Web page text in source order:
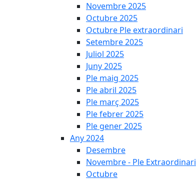
Novembre 2025
Octubre 2025
Octubre Ple extraordinari
Setembre 2025
Juliol 2025
Juny 2025
Ple maig 2025
Ple abril 2025
Ple març 2025
Ple febrer 2025
Ple gener 2025
Any 2024
Desembre
Novembre - Ple Extraordinari
Octubre